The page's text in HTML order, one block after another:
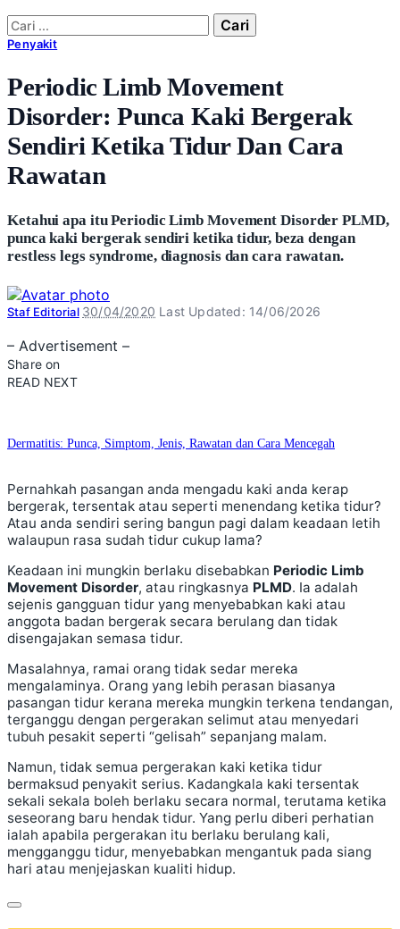
Cari:
Penyakit
Periodic Limb Movement
Disorder: Punca Kaki Bergerak
Sendiri Ketika Tidur Dan Cara
Rawatan
Ketahui apa itu Periodic Limb Movement Disorder PLMD,
punca kaki bergerak sendiri ketika tidur, beza dengan
restless legs syndrome, diagnosis dan cara rawatan.
Posted
Staf Editorial 30/04/2020 Last Updated: 14/06/2026
– Advertisement –
Share on
READ NEXT
Dermatitis: Punca, Simptom, Jenis, Rawatan dan Cara Mencegah
Pernahkah pasangan anda mengadu kaki anda kerap
bergerak, tersentak atau seperti menendang ketika tidur?
Atau anda sendiri sering bangun pagi dalam keadaan letih
walaupun rasa sudah tidur cukup lama?
Keadaan ini mungkin berlaku disebabkan Periodic Limb
Movement Disorder, atau ringkasnya PLMD. Ia adalah
sejenis gangguan tidur yang menyebabkan kaki atau
anggota badan bergerak secara berulang dan tidak
disengajakan semasa tidur.
Masalahnya, ramai orang tidak sedar mereka
mengalaminya. Orang yang lebih perasan biasanya
pasangan tidur kerana mereka mungkin terkena tendangan,
terganggu dengan pergerakan selimut atau menyedari
tubuh pesakit seperti “gelisah” sepanjang malam.
Namun, tidak semua pergerakan kaki ketika tidur
bermaksud penyakit serius. Kadangkala kaki tersentak
sekali sekala boleh berlaku secara normal, terutama ketika
seseorang baru hendak tidur. Yang perlu diberi perhatian
ialah apabila pergerakan itu berlaku berulang kali,
mengganggu tidur, menyebabkan mengantuk pada siang
hari atau menjejaskan kualiti hidup.